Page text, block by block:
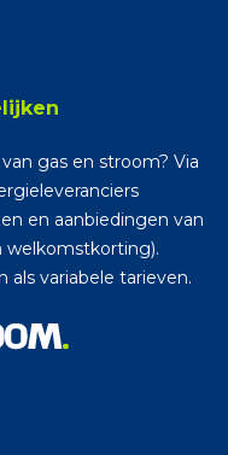
gas en stroom? Via
en aanbiedingen van
welkomstkorting).
als variabele tarieven.